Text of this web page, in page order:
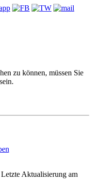
zu können, müssen Sie
Letzte Aktualisierung am